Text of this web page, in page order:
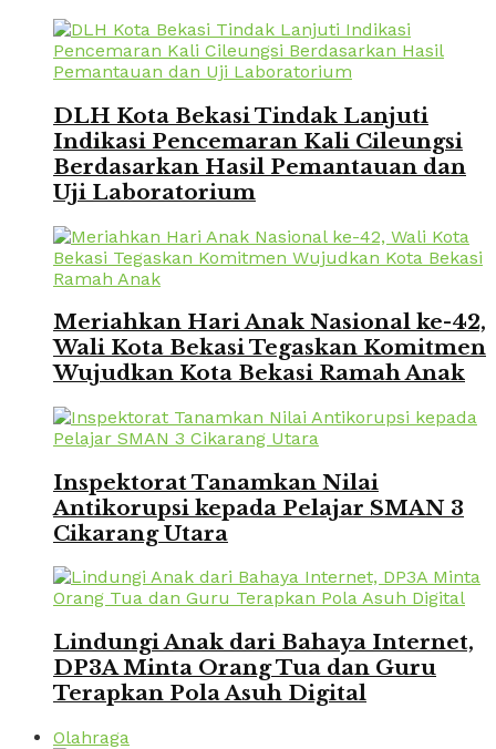
DLH Kota Bekasi Tindak Lanjuti
Indikasi Pencemaran Kali Cileungsi
Berdasarkan Hasil Pemantauan dan
Uji Laboratorium
Meriahkan Hari Anak Nasional ke-42,
Wali Kota Bekasi Tegaskan Komitmen
Wujudkan Kota Bekasi Ramah Anak
Inspektorat Tanamkan Nilai
Antikorupsi kepada Pelajar SMAN 3
Cikarang Utara
Lindungi Anak dari Bahaya Internet,
DP3A Minta Orang Tua dan Guru
Terapkan Pola Asuh Digital
Olahraga